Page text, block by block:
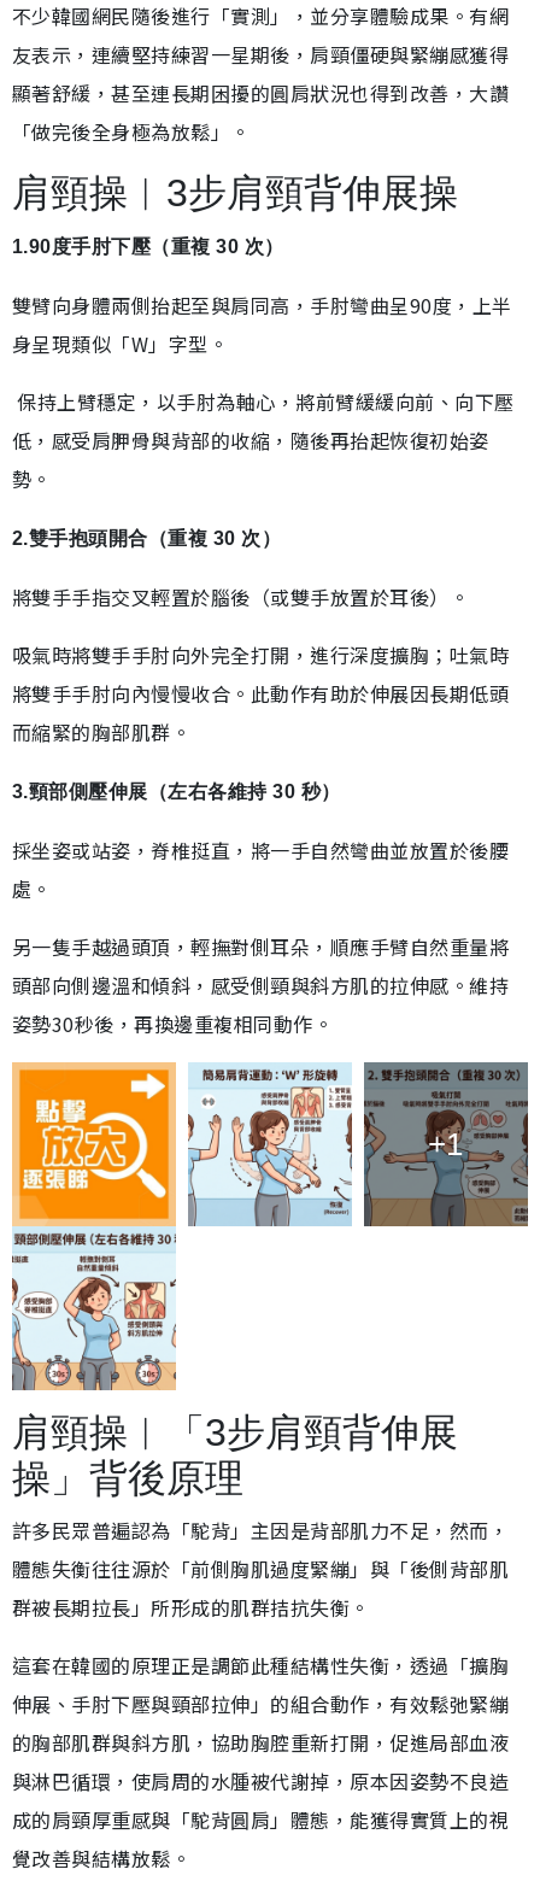
不少韓國網民隨後進行「實測」，並分享體驗成果。有網
友表示，連續堅持練習一星期後，肩頸僵硬與緊繃感獲得
顯著舒緩，甚至連長期困擾的圓肩狀況也得到改善，大讚
「做完後全身極為放鬆」。
肩頸操︱3步肩頸背伸展操
1.90度手肘下壓（重複 30 次）
雙臂向身體兩側抬起至與肩同高，手肘彎曲呈90度，上半
身呈現類似「W」字型。
保持上臂穩定，以手肘為軸心，將前臂緩緩向前、向下壓
低，感受肩胛骨與背部的收縮，隨後再抬起恢復初始姿
勢。
2.雙手抱頭開合（重複 30 次）
將雙手手指交叉輕置於腦後（或雙手放置於耳後）。
吸氣時將雙手手肘向外完全打開，進行深度擴胸；吐氣時
將雙手手肘向內慢慢收合。此動作有助於伸展因長期低頭
而縮緊的胸部肌群。
3.頸部側壓伸展（左右各維持 30 秒）
採坐姿或站姿，脊椎挺直，將一手自然彎曲並放置於後腰
處。
另一隻手越過頭頂，輕撫對側耳朵，順應手臂自然重量將
頭部向側邊溫和傾斜，感受側頸與斜方肌的拉伸感。維持
姿勢30秒後，再換邊重複相同動作。
+1
肩頸操︱「3步肩頸背伸展
操」背後原理
許多民眾普遍認為「駝背」主因是背部肌力不足，然而，
體態失衡往往源於「前側胸肌過度緊繃」與「後側背部肌
群被長期拉長」所形成的肌群拮抗失衡。
這套在韓國的原理正是調節此種結構性失衡，透過「擴胸
伸展、手肘下壓與頸部拉伸」的組合動作，有效鬆弛緊繃
的胸部肌群與斜方肌，協助胸腔重新打開，促進局部血液
與淋巴循環，使肩周的水腫被代謝掉，原本因姿勢不良造
成的肩頸厚重感與「駝背圓肩」體態，能獲得實質上的視
覺改善與結構放鬆。